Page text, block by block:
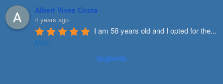
Albert Vives Costa
4 years ago
I am 58 years old and I opted for the...
Més
Següents